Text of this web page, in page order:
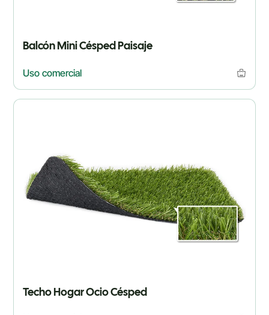
Balcón Mini Césped Paisaje
Uso comercial
Techo Hogar Ocio Césped